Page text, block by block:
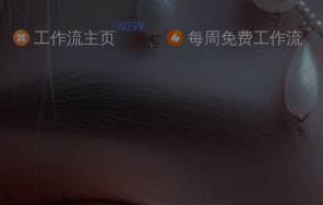
工作流主页 NEW 每周免费工作流